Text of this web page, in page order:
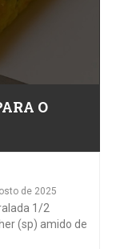
O
de 2025
1/2
(sp) amido de